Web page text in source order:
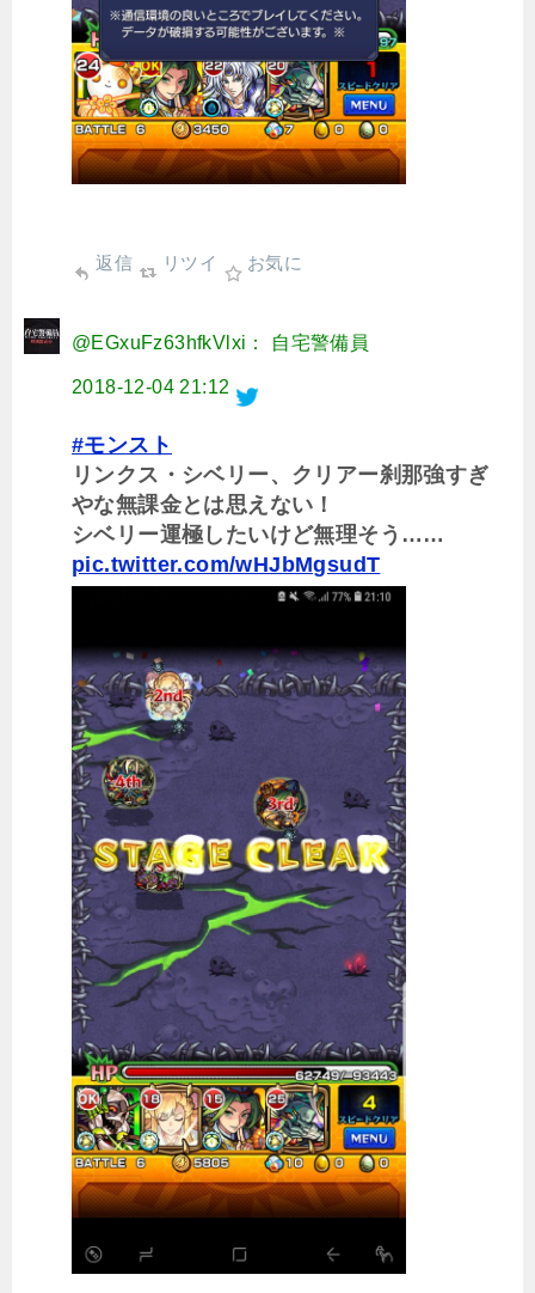
返信 リツイ お気に
@EGxuFz63hfkVlxi： 自宅警備員
2018-12-04 21:12
#モンスト
リンクス・シベリー、クリアー刹那強すぎ
やな無課金とは思えない！
シベリー運極したいけど無理そう……
pic.twitter.com/wHJbMgsudT